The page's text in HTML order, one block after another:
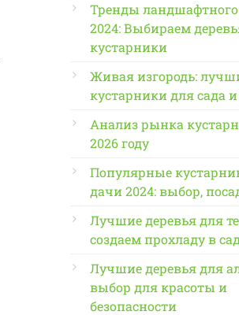
Тренды
2024: Выбираем
кустарники
Живая изгородь:
кустарники для сада
Анализ рынка
2026 году
Популярные
дачи 2024: выбор,
Лучшие деревья для
создаем прохладу в
Лучшие деревья для
выбор для красоты и
безопасности